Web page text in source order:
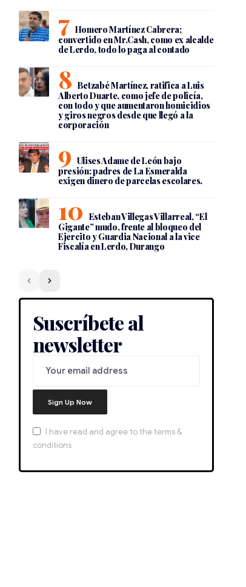
Homero Martínez Cabrera;
convertido en Mr.Cash, como ex alcalde
de Lerdo, todo lo paga al contado
Betzabé Martínez, ratifica a Luis
Alberto Duarte, como jefe de policía,
con todo y que aumentaron homicidios
y giros negros desde que llegó a la
corporación
Ulises Adame de León bajo
presión: padres de La Esmeralda
exigen dinero de parcelas escolares.
Esteban Villegas Villarreal, “El
Gigante” mudo, frente al bloqueo del
Ejercito y Guardia Nacional a la vice
Fiscalía en Lerdo, Durango
Suscríbete al
newsletter
I have read and agree to the terms &
conditions